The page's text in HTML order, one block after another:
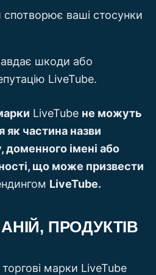
спотворює ваші стосунки
шкоди або
LiveTube.
LiveTube не можуть
як частина назви
доменного імені або
що може призвести
LiveTube.
ПРОДУКТІВ
марки LiveTube